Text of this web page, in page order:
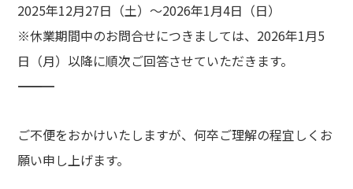
2025年12月27日（土）～2026年1月4日（日）
※休業期間中のお問合せにつきましては、2026年1月5
日（月）以降に順次ご回答させていただきます。
―――――――――――――――――
ご不便をおかけいたしますが、何卒ご理解の程宜しくお
願い申し上げます。